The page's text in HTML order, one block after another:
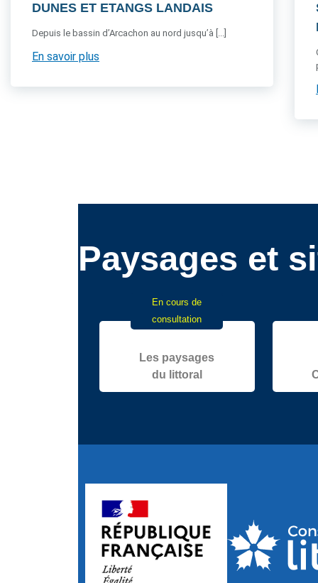
DUNES ET ETANGS LANDAIS
Depuis le bassin d’Arcachon au nord jusqu’à [...]
En savoir plus
Paysages et
En cours de
consultation
Les paysages
du littoral